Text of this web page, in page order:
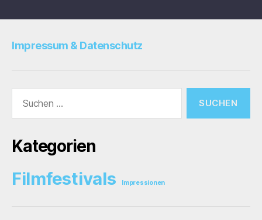
Impressum & Datenschutz
nach:
Kategorien
Filmfestivals Impressionen